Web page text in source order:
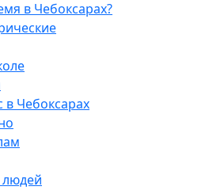
в Чебоксарах?
в Чебоксарах